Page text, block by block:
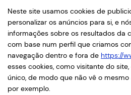
Neste site usamos cookies de
personalizar os anúncios para si, e
informações sobre os resultados da
com base num perfil que criamos
navegação dentro e fora de https://
esses cookies, como visitante do
único, de modo que não vê o
por exemplo.